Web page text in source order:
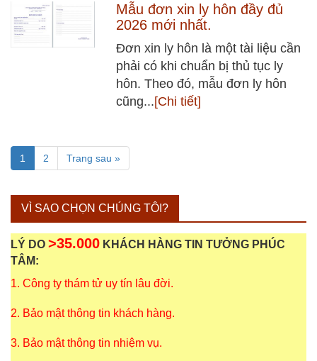
Mẫu đơn xin ly hôn đầy đủ
2026 mới nhất.
Đơn xin ly hôn là một tài liệu cần
phải có khi chuẩn bị thủ tục ly
hôn. Theo đó, mẫu đơn ly hôn
cũng...[Chi tiết]
1 2 Trang sau »
VÌ SAO CHỌN CHÚNG TÔI?
LÝ DO >35.000 KHÁCH HÀNG TIN TƯỞNG PHÚC
TÂM:
1. Công ty thám tử uy tín lâu đời.
2. Bảo mật thông tin khách hàng.
3. Bảo mật thông tin nhiệm vụ.